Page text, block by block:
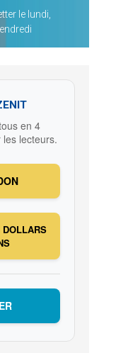
le lundi,
en 4
lecteurs.
DOLLARS